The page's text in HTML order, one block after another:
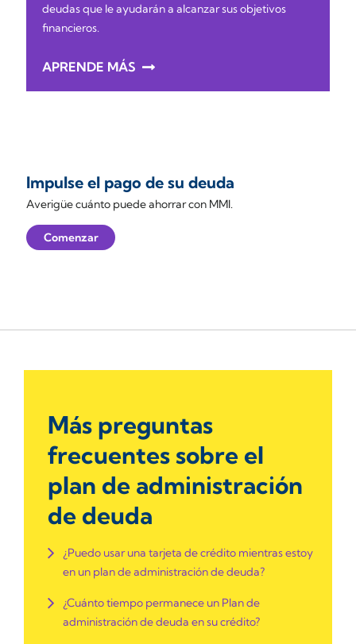
deudas que le ayudarán a alcanzar sus objetivos
financieros.
APRENDE MÁS
Impulse el pago de su deuda
Averigüe cuánto puede ahorrar con MMI.
Comenzar
Más preguntas
frecuentes sobre el
plan de administración
de deuda
¿Puedo usar una tarjeta de crédito mientras estoy
en un plan de administración de deuda?
¿Cuánto tiempo permanece un Plan de
administración de deuda en su crédito?